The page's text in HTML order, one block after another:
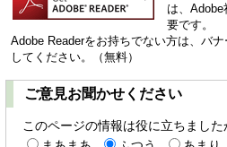
は、
要です。
Adobe Readerをお持ちでない方は、バ
してください。（無料）
ご意見お聞かせください
このページの情報は役に立ちました